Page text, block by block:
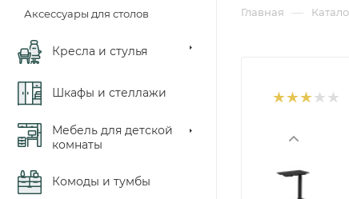
Аксессуары для столов
Кресла и стулья
Шкафы и стеллажи
Мебель для детской
комнаты
Комоды и тумбы
Главная —